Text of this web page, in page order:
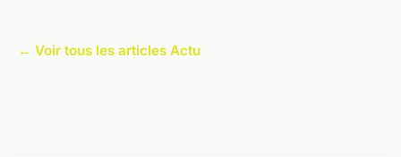
← Voir tous les articles Actu